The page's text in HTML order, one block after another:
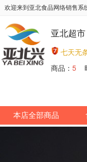
欢迎来到亚北食品网络销售系
亚北超市
七天无
商品： 5
本店全部商品